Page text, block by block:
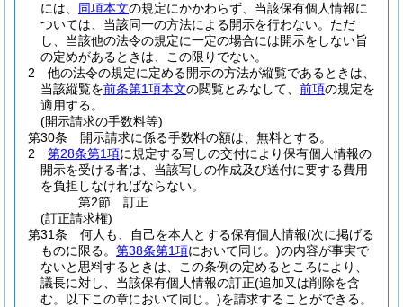
には、 同項本文の規定にかかわらず、当該保有個人情報に
ついては、当該同一の方法による開示を行わない。 ただ
し、当該他の法令の規定に一定の場合には開示をしない旨
の定めがあるときは、この限りでない。
2
他の法令の規定に定める開示の方法が縦覧であるときは、
当該縦覧を前条第1項本文の閲覧とみなして、 前項の規定を
適用する。
(開示請求の手数料等)
第30条
開示請求に係る手数料の額は、無料とする。
2
第28条第1項に規定する写しの交付により保有個人情報の
開示を受ける者は、当該写しの作成及び送付に要する費用
を負担しなければならない。
第2節
訂正
(訂正請求権)
第31条
何人も、自己を本人とする保有個人情報(次に掲げる
ものに限る。 第38条第1項において同じ。)の内容が事実で
ないと思料するときは、この条例の定めるところにより、
議長に対し、当該保有個人情報の訂正(追加又は削除を含
む。以下この章において同じ。)を請求することができる。